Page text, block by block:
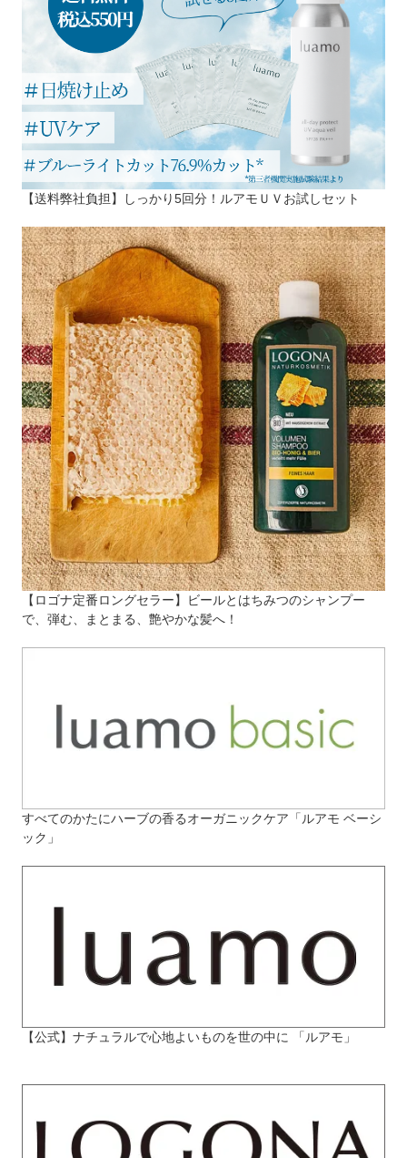
【送料弊社負担】しっかり5回分！ルアモＵＶお試しセット
【ロゴナ定番ロングセラー】ビールとはちみつのシャンプー
で、弾む、まとまる、艶やかな髪へ！
すべてのかたにハーブの香るオーガニックケア「ルアモ ベーシ
ック」
【公式】ナチュラルで心地よいものを世の中に 「ルアモ」